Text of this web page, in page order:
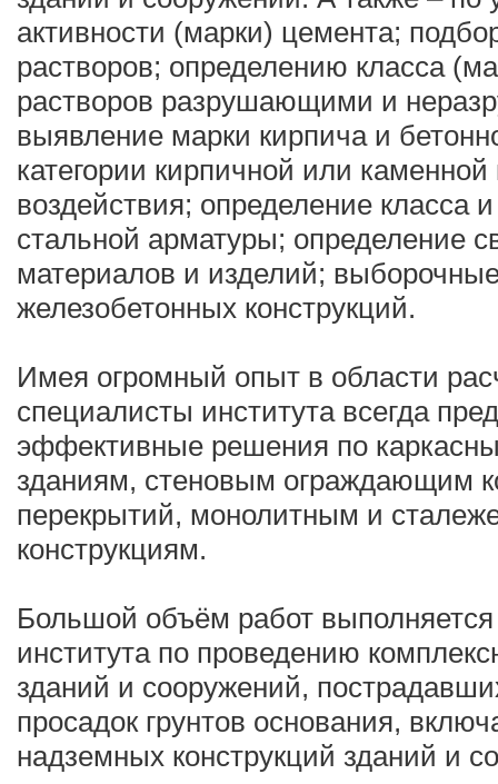
активности (марки) цемента;
растворов; определению класса
растворов разрушающими и
выявление марки кирпича и
категории кирпичной или
воздействия; определение класса
стальной арматуры; определение
материалов и изделий;
железобетонных конструкций.
Имея огромный опыт в области
специалисты института всегда
эффективные решения по
зданиям, стеновым ограждающим
перекрытий, монолитным и
конструкциям.
Большой объём работ
института по проведению
зданий и сооружений,
просадок грунтов основания,
надземных конструкций зданий и